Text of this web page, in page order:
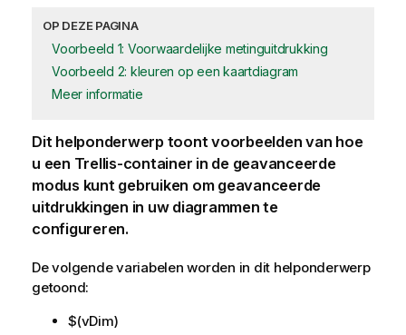
OP DEZE PAGINA
Voorbeeld 1: Voorwaardelijke metinguitdrukking
Voorbeeld 2: kleuren op een kaartdiagram
Meer informatie
Dit helponderwerp toont voorbeelden van hoe
u een Trellis-container in de geavanceerde
modus kunt gebruiken om geavanceerde
uitdrukkingen in uw diagrammen te
configureren.
De volgende variabelen worden in dit helponderwerp
getoond:
$(vDim)